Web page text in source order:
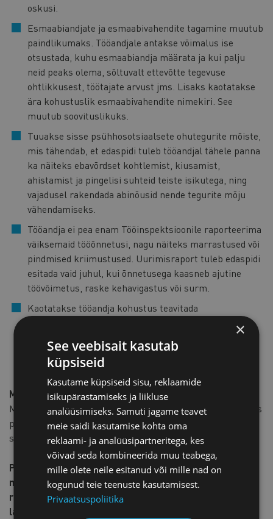
oskusi.
Esmaabiandjate ja esmaabivahendite tagamine muutub
paindlikumaks. Tööandjale antakse võimalus ise
otsustada, kuhu esmaabiandja määrata ja kui palju
neid peaks olema, sõltuvalt ettevõtte tegevuse
ohtlikkusest, töötajate arvust jms. Lisaks kaotatakse
ära kohustuslik esmaabivahendite nimekiri. See
muutub soovituslikuks.
Tuuakse sisse psühhosotsiaalsete ohutegurite mõiste,
mis tähendab, et edaspidi tuleb tööandjal tähele panna
ka näiteks ebavõrdset kohtlemist, kiusamist,
ahistamist ja pingelisi suhteid teiste isikutega, ning
vajadusel rakendada abinõusid nende tegurite mõju
vähendamiseks.
Tööandja ei pea enam Tööinspektsioonile raporteerima
väiksemaid tööõnnetusi, nagu näiteks marrastused või
pindmised kriimustused. Uurimisraport tuleb edaspidi
esitada vaid juhul, kui õnnetusega kaasneb ajutine
töövõimetus, raske kehavigastus või surm.
Kaotatakse tööandja kohustus teavitada
moodustamisest ja töökeskkonnanõukogu viimase 12
kuu tegevusest.
Millal plaanitakse muudatused jõustada?
Muudatused plaanitakse jõustada eeldatavalt 2018. a teises
pooles. Eelnõu on plaanis kooskõlastamisele
saata käesoleval aastal.
Palume ettevõtjate tagasisidet selle kohta, milliseid
muid probleeme näete töökeskkonnaga seotud
regulatsioonis ning kuidas võiks neid
lahendada. Ettevõtjate arvamused ja ettepanekud on
×
See veebisait kasutab
küpsiseid
Kasutame küpsiseid sisu, reklaamide
isikupärastamiseks ja liikluse
analüüsimiseks. Samuti jagame teavet
meie saidi kasutamise kohta oma
reklaami- ja analüüsipartneritega, kes
võivad seda kombineerida muu teabega,
mille olete neile esitanud või mille nad on
kogunud teie teenuste kasutamisest.
Privaatsuspoliitika